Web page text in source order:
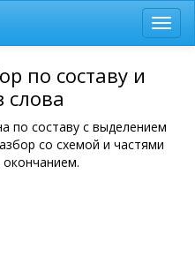
меню
по составу и
по составу с выделением
со схемой и частями